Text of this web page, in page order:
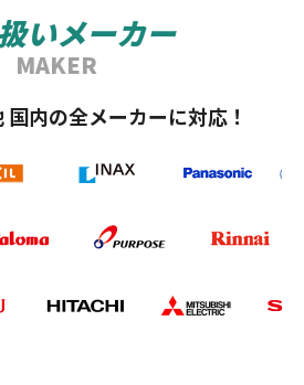
いメーカー
MAKER
内の全メーカーに対応！